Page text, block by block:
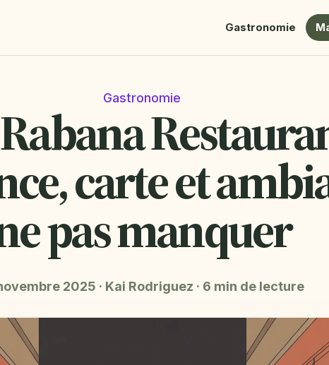
Gastronomie
Gastronomie
carte et
pas manquer
2025 · Kai Rodriguez · 6 min de lecture